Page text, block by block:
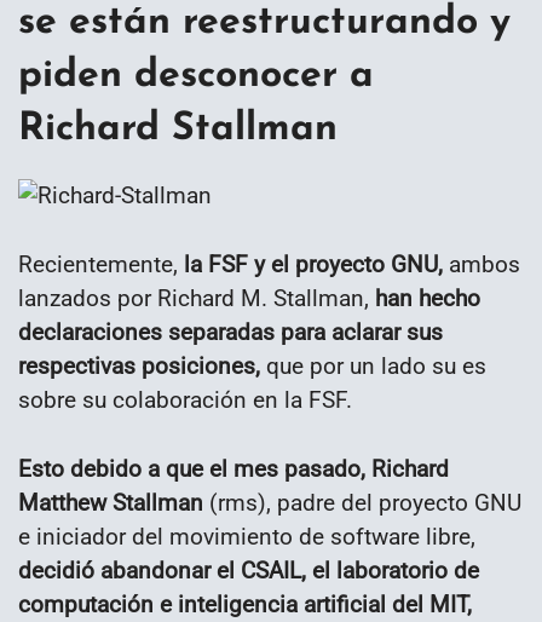
se están reestructurando y
piden desconocer a
Richard Stallman
Recientemente, la FSF y el proyecto GNU, ambos
lanzados por Richard M. Stallman, han hecho
declaraciones separadas para aclarar sus
respectivas posiciones, que por un lado su es
sobre su colaboración en la FSF.
Esto debido a que el mes pasado, Richard
Matthew Stallman (rms), padre del proyecto GNU
e iniciador del movimiento de software libre,
decidió abandonar el CSAIL, el laboratorio de
computación e inteligencia artificial del MIT,